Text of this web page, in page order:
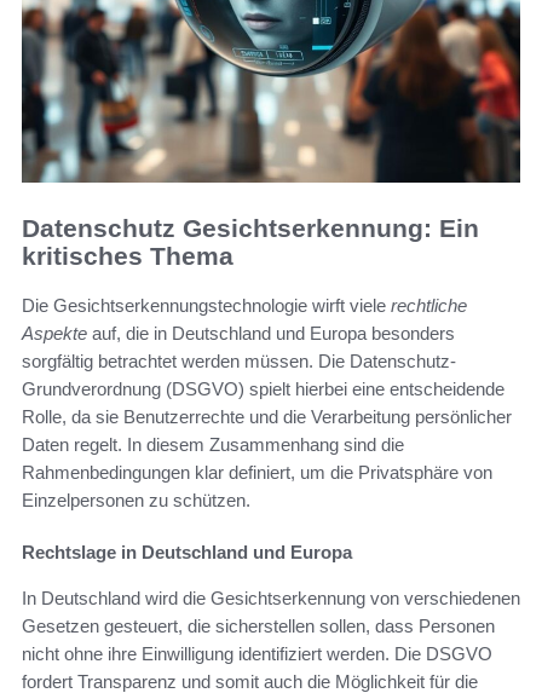
Datenschutz Gesichtserkennung: Ein
kritisches Thema
Die Gesichtserkennungstechnologie wirft viele rechtliche
Aspekte auf, die in Deutschland und Europa besonders
sorgfältig betrachtet werden müssen. Die Datenschutz-
Grundverordnung (DSGVO) spielt hierbei eine entscheidende
Rolle, da sie Benutzerrechte und die Verarbeitung persönlicher
Daten regelt. In diesem Zusammenhang sind die
Rahmenbedingungen klar definiert, um die Privatsphäre von
Einzelpersonen zu schützen.
Rechtslage in Deutschland und Europa
In Deutschland wird die Gesichtserkennung von verschiedenen
Gesetzen gesteuert, die sicherstellen sollen, dass Personen
nicht ohne ihre Einwilligung identifiziert werden. Die DSGVO
fordert Transparenz und somit auch die Möglichkeit für die